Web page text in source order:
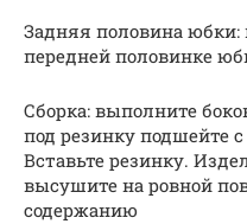
Задняя половина юбки:
передней половинке
Сборка: выполните
под резинку подшейте
Вставьте резинку.
высушите на ровной
содержанию